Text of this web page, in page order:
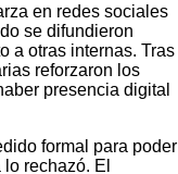
en redes sociales
se difundieron
a otras internas. Tras
reforzaron los
presencia digital
formal para poder
rechazó. El